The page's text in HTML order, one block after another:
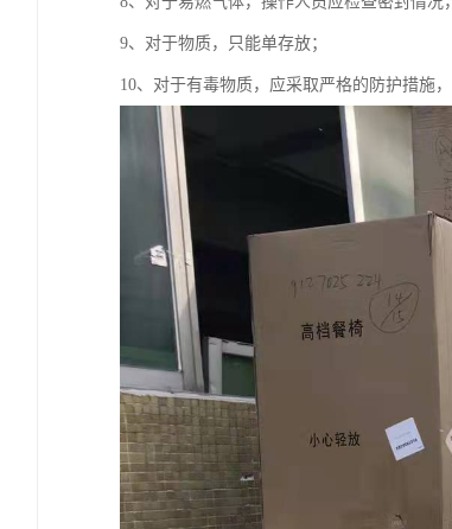
9、对于物质，只能单存放；
10、对于有毒物质，应采取严格的防护措施